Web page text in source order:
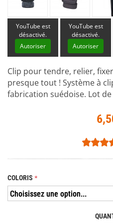
YouTube est
désactivé.
Autoriser
YouTube est
désactivé.
Autoriser
Clip pour tendre, relier,
presque tout ! Système à
fabrication suédoise. Lot de
COLORIS